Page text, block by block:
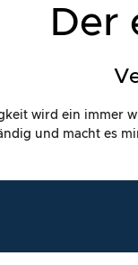
Der
wird ein immer
und macht es